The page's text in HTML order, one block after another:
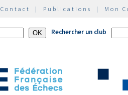
Contact | Publications | Mon
Rechercher un club